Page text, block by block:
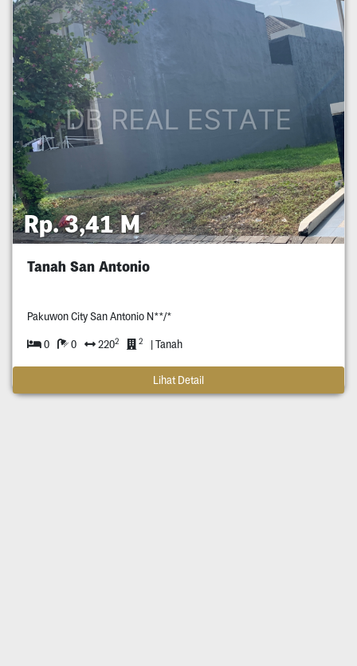
Rp. 3,41 M
Tanah San Antonio
Pakuwon City San Antonio N**/*
0 0 2202 2 | Tanah
Lihat Detail